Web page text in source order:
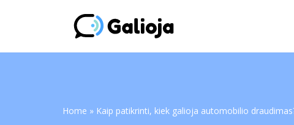
Home » Kaip patikrinti, kiek galioja automobilio